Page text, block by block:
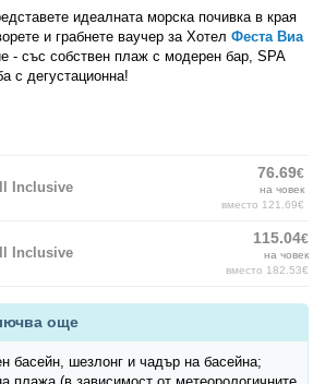
идеалната морска почивка в края
и грабнете ваучер за Хотел Феста Виа
- със собствен плаж с модерен бар, SPA
с дегустационна!
Inclusive
76.69€
на човек
вместо 121.69€
Inclusive
115.04€
на човек
вместо 182.53€
още
басейн, шезлонг и чадър на басейна;